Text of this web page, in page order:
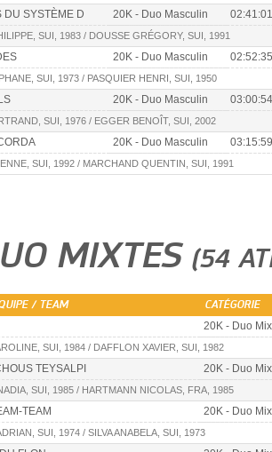
DU SYSTÈME D 20K - Duo Masculin 02:41:01
SUI, 1983 / DOUSSE GRÉGORY, SUI, 1991
20K - Duo Masculin 02:52:35
SUI, 1973 / PASQUIER HENRI, SUI, 1950
20K - Duo Masculin 03:00:54
SUI, 1976 / EGGER BENOÎT, SUI, 2002
20K - Duo Masculin 03:15:59
SUI, 1992 / MARCHAND QUENTIN, SUI, 1991
MIXTES (54
/ TEAM CATÉGORIE
20K - Duo
SUI, 1984 / DAFFLON XAVIER, SUI, 1982
TEYSALPI 20K - Duo
SUI, 1985 / HARTMANN NICOLAS, FRA, 1985
TEAM 20K - Duo
SUI, 1974 / SILVA ANABELA, SUI, 1973